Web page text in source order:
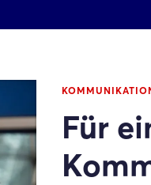
Für